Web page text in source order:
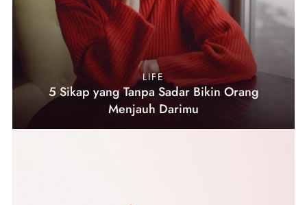
LIFE
5 Sikap yang Tanpa Sadar Bikin Orang
Menjauh Darimu